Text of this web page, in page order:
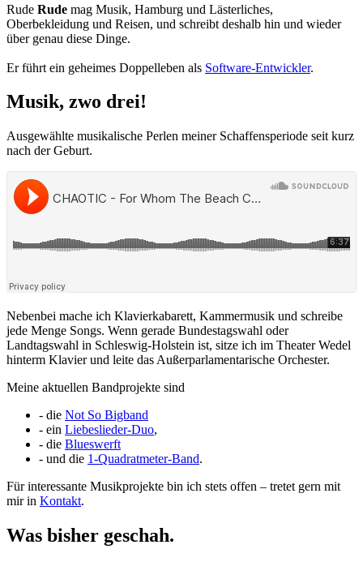
Rude Rude mag Musik, Hamburg und Lästerliches,
Oberbekleidung und Reisen, und schreibt deshalb hin und wieder
über genau diese Dinge.
Er führt ein geheimes Doppelleben als Software-Entwickler.
Musik, zwo drei!
Ausgewählte musikalische Perlen meiner Schaffensperiode seit kurz
nach der Geburt.
Nebenbei mache ich Klavierkabarett, Kammermusik und schreibe
jede Menge Songs. Wenn gerade Bundestagswahl oder
Landtagswahl in Schleswig-Holstein ist, sitze ich im Theater Wedel
hinterm Klavier und leite das Außerparlamentarische Orchester.
Meine aktuellen Bandprojekte sind
- die Not So Bigband
- ein Liebeslieder-Duo,
- die Blueswerft
- und die 1-Quadratmeter-Band.
Für interessante Musikprojekte bin ich stets offen – tretet gern mit
mir in Kontakt.
Was bisher geschah.